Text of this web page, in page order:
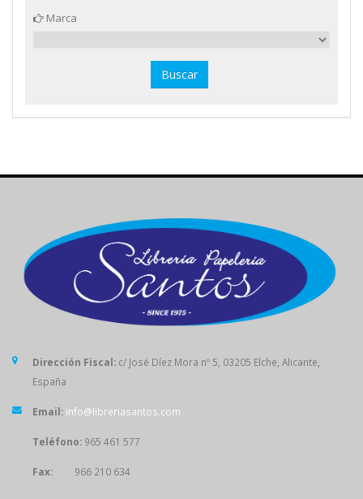
Marca
Dirección Fiscal: c/ José Díez Mora nº 5, 03205 Elche, Alicante,
España
Email: info@libreriasantos.com
Teléfono: 965 461 577
Fax: 966 210 634